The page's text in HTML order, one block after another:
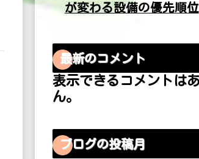
が変わる設備の優先順位
最新のコメント
表示できるコメントは
ん。
ブログの投稿月